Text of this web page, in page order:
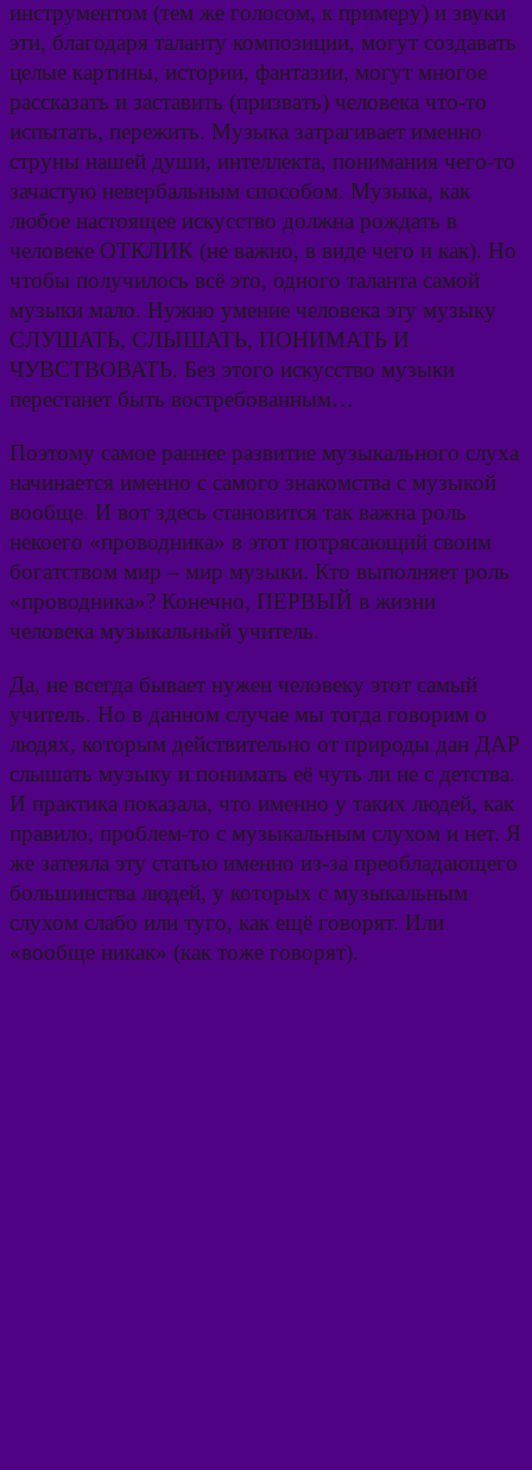
инструментом (тем же голосом, к примеру) и звуки
эти, благодаря таланту композиции, могут создавать
целые картины, истории, фантазии, могут многое
рассказать и заставить (призвать) человека что-то
испытать, пережить. Музыка затрагивает именно
струны нашей души, интеллекта, понимания чего-то
зачастую невербальным способом. Музыка, как
любое настоящее искусство должна рождать в
человеке ОТКЛИК (не важно, в виде чего и как). Но
чтобы получилось всё это, одного таланта самой
музыки мало. Нужно умение человека эту музыку
СЛУШАТЬ, СЛЫШАТЬ, ПОНИМАТЬ И
ЧУВСТВОВАТЬ. Без этого искусство музыки
перестанет быть востребованным…
Поэтому самое раннее развитие музыкального слуха
начинается именно с самого знакомства с музыкой
вообще. И вот здесь становится так важна роль
некоего «проводника» в этот потрясающий своим
богатством мир – мир музыки. Кто выполняет роль
«проводника»? Конечно, ПЕРВЫЙ в жизни
человека музыкальный учитель.
Да, не всегда бывает нужен человеку этот самый
учитель. Но в данном случае мы тогда говорим о
людях, которым действительно от природы дан ДАР
слышать музыку и понимать её чуть ли не с детства.
И практика показала, что именно у таких людей, как
правило, проблем-то с музыкальным слухом и нет. Я
же затеяла эту статью именно из-за преобладающего
большинства людей, у которых с музыкальным
слухом слабо или туго, как ещё говорят. Или
«вообще никак» (как тоже говорят).